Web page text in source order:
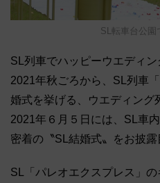
SL転車台公園
SL列車でハッピーウエディ
2021年秋ごろから、SL列車
婚式を挙げる、ウエディング
2021年６月５日には、SL車
密着の〝SL結婚式〟をお披露
SL「パレオエクスプレス」